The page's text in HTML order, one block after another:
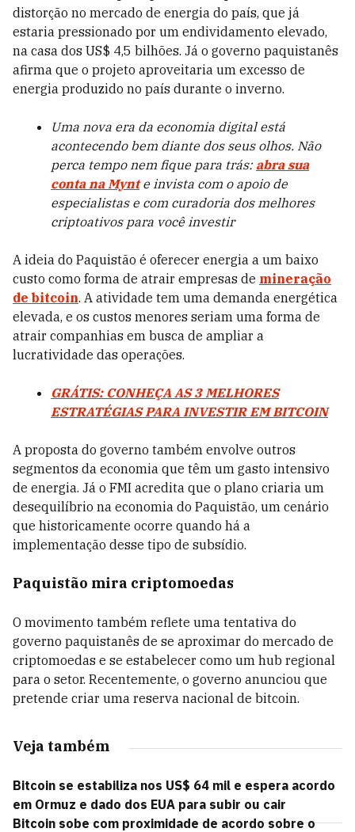
distorção no mercado de energia do país, que já
estaria pressionado por um endividamento elevado,
na casa dos US$ 4,5 bilhões. Já o governo paquistanês
afirma que o projeto aproveitaria um excesso de
energia produzido no país durante o inverno.
Uma nova era da economia digital está
acontecendo bem diante dos seus olhos. Não
perca tempo nem fique para trás: abra sua
conta na Mynte invista com o apoio de
especialistas e com curadoria dos melhores
criptoativos para você investir
A ideia do Paquistão é oferecer energia a um baixo
custo como forma de atrair empresas de mineração
de bitcoin. A atividade tem uma demanda energética
elevada, e os custos menores seriam uma forma de
atrair companhias em busca de ampliar a
lucratividade das operações.
GRÁTIS: CONHEÇA AS 3 MELHORES
ESTRATÉGIAS PARA INVESTIR EM BITCOIN
A proposta do governo também envolve outros
segmentos da economia que têm um gasto intensivo
de energia. Já o FMI acredita que o plano criaria um
desequilíbrio na economia do Paquistão, um cenário
que historicamente ocorre quando há a
implementação desse tipo de subsídio.
Paquistão mira criptomoedas
O movimento também reflete uma tentativa do
governo paquistanês de se aproximar do mercado de
criptomoedas e se estabelecer como um hub regional
para o setor. Recentemente, o governo anunciou que
pretende criar uma reserva nacional de bitcoin.
Veja também
Bitcoin se estabiliza nos US$ 64 mil e espera acordo
em Ormuz e dado dos EUA para subir ou cair
Bitcoin sobe com proximidade de acordo sobre o